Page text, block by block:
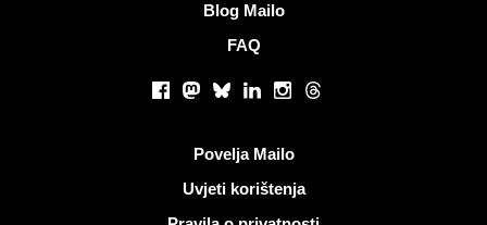
Blog Mailo
FAQ
Facebook
Mastodon
BlueskyLinkedInInstagram
Threads
Povelja Mailo
Uvjeti korištenja